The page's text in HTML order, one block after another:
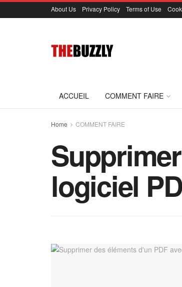
About Us Privacy Policy Terms of Use
ACCUEIL COMMENT FAIRE
Home COMMENT FAIRE
logiciel